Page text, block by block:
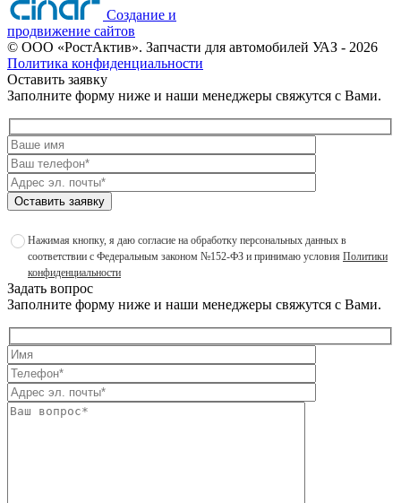
Создание и
продвижение сайтов
© ООО «РостАктив». Запчасти для автомобилей УАЗ - 2026
Политика конфиденциальности
Оставить заявку
Заполните форму ниже и наши менеджеры свяжутся с Вами.
Оставить заявку
Нажимая кнопку, я даю согласие на обработку персональных данных в
соответствии с Федеральным законом №152-ФЗ и принимаю условия Политики
конфиденциальности
Задать вопрос
Заполните форму ниже и наши менеджеры свяжутся с Вами.